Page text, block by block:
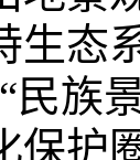
生态
民族
保护